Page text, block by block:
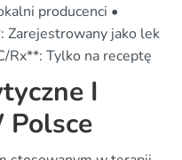
producenci •
Zarejestrowany jako lek
Rx**: Tylko na receptę
I
Polsce